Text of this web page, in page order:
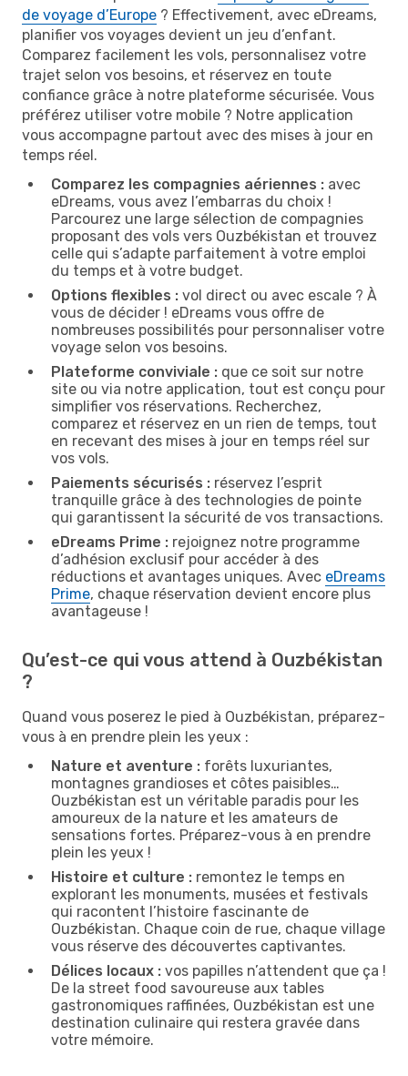
de voyage d’Europe ? Effectivement, avec eDreams,
planifier vos voyages devient un jeu d’enfant.
Comparez facilement les vols, personnalisez votre
trajet selon vos besoins, et réservez en toute
confiance grâce à notre plateforme sécurisée. Vous
préférez utiliser votre mobile ? Notre application
vous accompagne partout avec des mises à jour en
temps réel.
Comparez les compagnies aériennes : avec
eDreams, vous avez l’embarras du choix !
Parcourez une large sélection de compagnies
proposant des vols vers Ouzbékistan et trouvez
celle qui s’adapte parfaitement à votre emploi
du temps et à votre budget.
Options flexibles : vol direct ou avec escale ? À
vous de décider ! eDreams vous offre de
nombreuses possibilités pour personnaliser votre
voyage selon vos besoins.
Plateforme conviviale : que ce soit sur notre
site ou via notre application, tout est conçu pour
simplifier vos réservations. Recherchez,
comparez et réservez en un rien de temps, tout
en recevant des mises à jour en temps réel sur
vos vols.
Paiements sécurisés : réservez l’esprit
tranquille grâce à des technologies de pointe
qui garantissent la sécurité de vos transactions.
eDreams Prime : rejoignez notre programme
d’adhésion exclusif pour accéder à des
réductions et avantages uniques. Avec eDreams
Prime, chaque réservation devient encore plus
avantageuse !
Qu’est-ce qui vous attend à Ouzbékistan
?
Quand vous poserez le pied à Ouzbékistan, préparez-
vous à en prendre plein les yeux :
Nature et aventure : forêts luxuriantes,
montagnes grandioses et côtes paisibles…
Ouzbékistan est un véritable paradis pour les
amoureux de la nature et les amateurs de
sensations fortes. Préparez-vous à en prendre
plein les yeux !
Histoire et culture : remontez le temps en
explorant les monuments, musées et festivals
qui racontent l’histoire fascinante de
Ouzbékistan. Chaque coin de rue, chaque village
vous réserve des découvertes captivantes.
Délices locaux : vos papilles n’attendent que ça !
De la street food savoureuse aux tables
gastronomiques raffinées, Ouzbékistan est une
destination culinaire qui restera gravée dans
votre mémoire.